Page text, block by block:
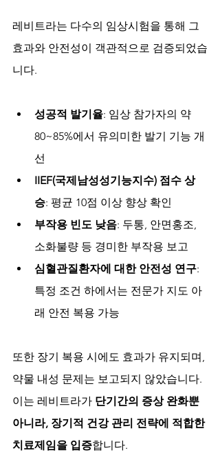
레비트라는 다수의 임상시험을 통해 그
효과와 안전성이 객관적으로 검증되었습
니다.
성공적 발기율: 임상 참가자의 약
80~85%에서 유의미한 발기 기능 개
선
IIEF(국제남성성기능지수) 점수 상
승: 평균 10점 이상 향상 확인
부작용 빈도 낮음: 두통, 안면홍조,
소화불량 등 경미한 부작용 보고
심혈관질환자에 대한 안전성 연구:
특정 조건 하에서는 전문가 지도 아
래 안전 복용 가능
또한 장기 복용 시에도 효과가 유지되며,
약물 내성 문제는 보고되지 않았습니다.
이는 레비트라가 단기간의 증상 완화뿐
아니라, 장기적 건강 관리 전략에 적합한
치료제임을 입증합니다.